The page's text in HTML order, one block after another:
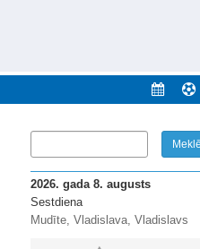
2026. gada 8. augusts
Sestdiena
Mudīte, Vladislava, Vladislavs